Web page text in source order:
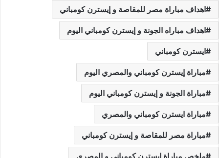
اهداف مباراة مصر للمقاصة و إيسترن كومباني
اهداف مباراه الجونة و إيسترن كومباني اليوم
ايسترن كومباني
مباراة إيسترن كومباني والمصري اليوم
مباراة الجونة و إيسترن كومباني اليوم
مباراة ايسترن كومباني والمصري
مباراة مصر للمقاصة و إيسترن كومباني
ملخص مباراة ايسترن كومبانى و المصري